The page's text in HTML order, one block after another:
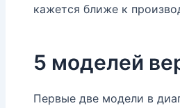
кажется ближе к
5 моделей
Первые две модели в